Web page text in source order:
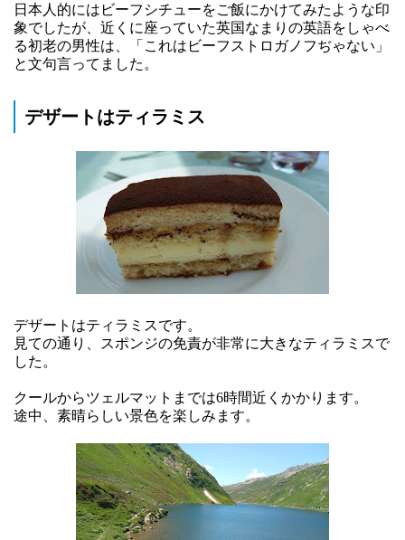
日本人的にはビーフシチューをご飯にかけてみたような印
象でしたが、近くに座っていた英国なまりの英語をしゃべ
る初老の男性は、「これはビーフストロガノフぢゃない」
と文句言ってました。
デザートはティラミス
デザートはティラミスです。
見ての通り、スポンジの免責が非常に大きなティラミスで
した。
クールからツェルマットまでは6時間近くかかります。
途中、素晴らしい景色を楽しみます。